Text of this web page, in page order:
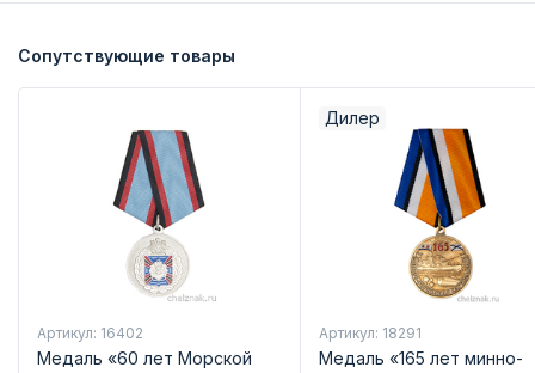
Сопутствующие товары
Артикул: 16402
Медаль «60 лет Морской
Дилер
Артикул: 18291
Медаль «165 лет минно-